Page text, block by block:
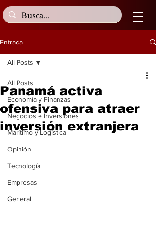
Entrada
All Posts
Economía y Finanzas
Negocios e Inversiones
Marítimo y Logística
Opinión
Tecnología
Empresas
General
All Posts
Panamá activa
ofensiva para atraer
inversión extranjera